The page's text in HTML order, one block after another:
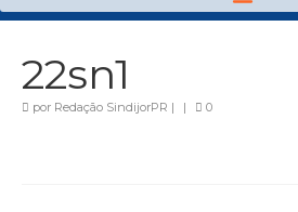
22sn1
por Redação SindijorPR | | 0